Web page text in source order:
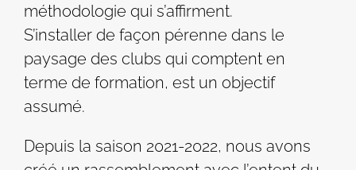
méthodologie qui s’affirment.
S’installer de façon pérenne dans le
paysage des clubs qui comptent en
terme de formation, est un objectif
assumé.
Depuis la saison 2021-2022, nous avons